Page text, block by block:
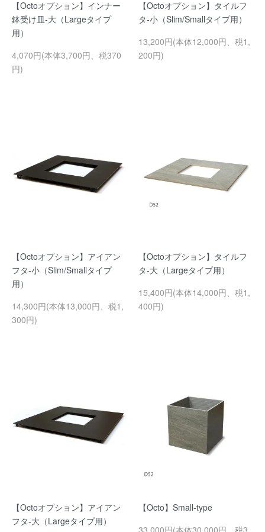
【Octoオプション】インナー
鉢受け皿-大（Largeタイプ
用）
4,070円(本体3,700円、税370
円)
【Octoオプション】タイルフ
タ-小（Slim/Smallタイプ用）
13,200円(本体12,000円、税1,
200円)
【Octoオプション】アイアン
フタ-小（Slim/Smallタイプ
用）
14,300円(本体13,000円、税1,
300円)
【Octoオプション】タイルフ
タ-大（Largeタイプ用）
15,400円(本体14,000円、税1,
400円)
【Octoオプション】アイアン
フタ-大（Largeタイプ用）
【Octo】Small-type
33,000円(本体30,000円、税3,